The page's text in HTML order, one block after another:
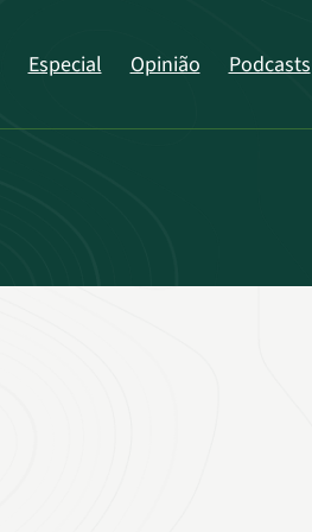
Especial Opinião Podcasts